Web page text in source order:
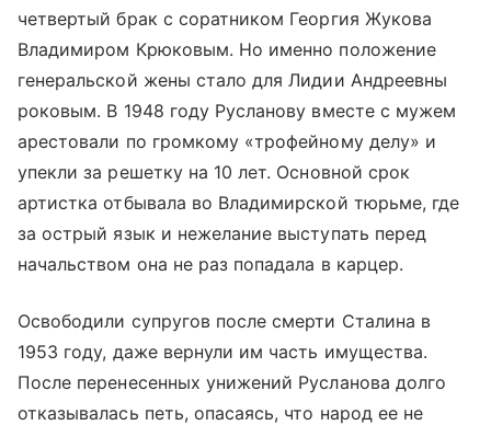
четвертый брак с соратником Георгия Жукова
Владимиром Крюковым. Но именно положение
генеральской жены стало для Лидии Андреевны
роковым. В 1948 году Русланову вместе с мужем
арестовали по громкому «трофейному делу» и
упекли за решетку на 10 лет. Основной срок
артистка отбывала во Владимирской тюрьме, где
за острый язык и нежелание выступать перед
начальством она не раз попадала в карцер.
Освободили супругов после смерти Сталина в
1953 году, даже вернули им часть имущества.
После перенесенных унижений Русланова долго
отказывалась петь, опасаясь, что народ ее не